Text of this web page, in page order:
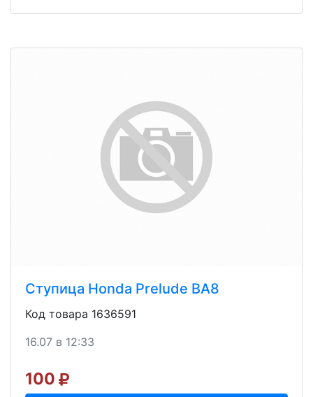
Ступица Honda Prelude BA8
Код товара 1636591
16.07 в 12:33
100